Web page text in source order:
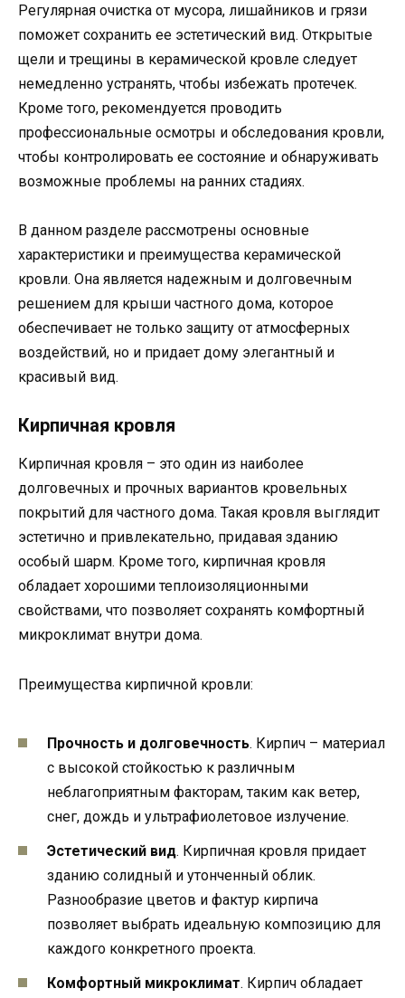
Регулярная очистка от мусора, лишайников и грязи
поможет сохранить ее эстетический вид. Открытые
щели и трещины в керамической кровле следует
немедленно устранять, чтобы избежать протечек.
Кроме того, рекомендуется проводить
профессиональные осмотры и обследования кровли,
чтобы контролировать ее состояние и обнаруживать
возможные проблемы на ранних стадиях.
В данном разделе рассмотрены основные
характеристики и преимущества керамической
кровли. Она является надежным и долговечным
решением для крыши частного дома, которое
обеспечивает не только защиту от атмосферных
воздействий, но и придает дому элегантный и
красивый вид.
Кирпичная кровля
Кирпичная кровля – это один из наиболее
долговечных и прочных вариантов кровельных
покрытий для частного дома. Такая кровля выглядит
эстетично и привлекательно, придавая зданию
особый шарм. Кроме того, кирпичная кровля
обладает хорошими теплоизоляционными
свойствами, что позволяет сохранять комфортный
микроклимат внутри дома.
Преимущества кирпичной кровли:
Прочность и долговечность. Кирпич – материал
с высокой стойкостью к различным
неблагоприятным факторам, таким как ветер,
снег, дождь и ультрафиолетовое излучение.
Эстетический вид. Кирпичная кровля придает
зданию солидный и утонченный облик.
Разнообразие цветов и фактур кирпича
позволяет выбрать идеальную композицию для
каждого конкретного проекта.
Комфортный микроклимат. Кирпич обладает